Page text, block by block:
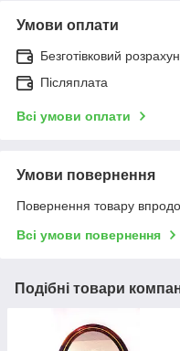
Умови оплати
Безготівковий
Післяплата
Всі умови оплати
Умови повернення
Повернення товару
Всі умови повернення
Подібні товари